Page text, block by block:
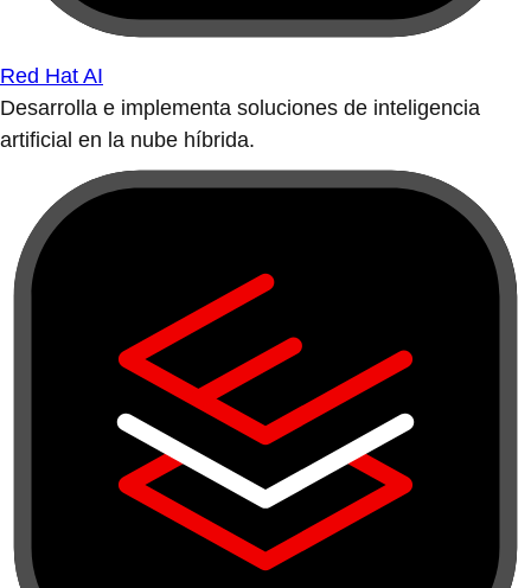
Red Hat AI
Desarrolla e implementa soluciones de inteligencia
artificial en la nube híbrida.